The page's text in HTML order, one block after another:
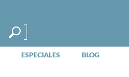
ESPECIALES BLOG